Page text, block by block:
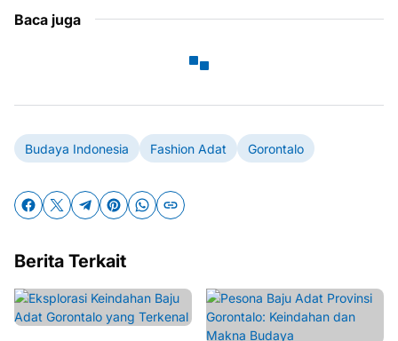
Baca juga
Budaya Indonesia Fashion Adat Gorontalo
Berita Terkait